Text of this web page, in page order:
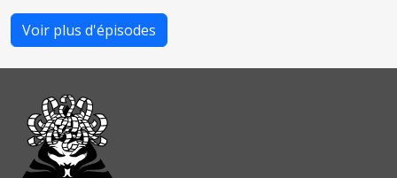
Voir plus d'épisodes